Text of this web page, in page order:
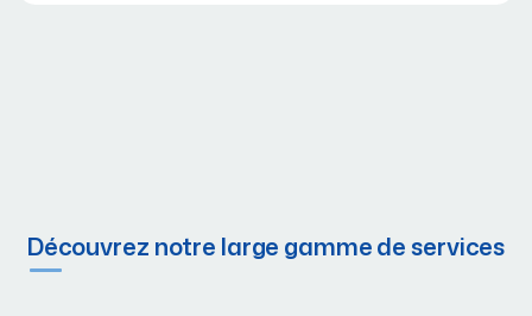
Découvrez notre large gamme de services